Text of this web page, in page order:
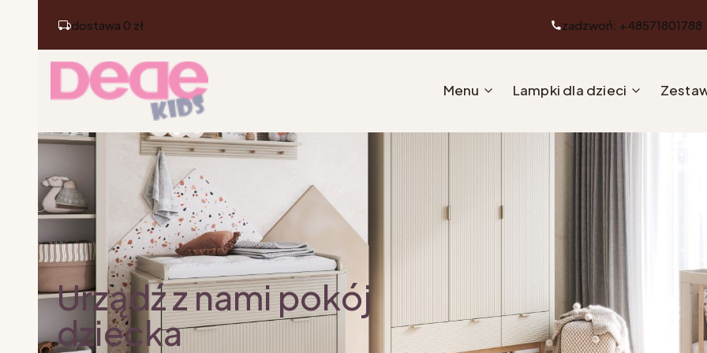
dostawa 0 zł zadzwoń: +48571801788
Menu Lampki dla dzieci
Urządź z nami pokój
dziecka